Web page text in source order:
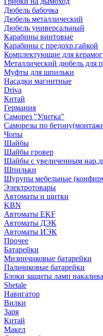
Дюбель бабочка
Дюбель металлический
Дюбель универсальный
Карабины винтовые
Карабины с предохр.гайкой
Комплектующие для
Металлический дюбель для
Муфты для шпильки
Насадки магнитные
Driva
Китай
Германия
Саморез "Улитка"
Саморезы по
Чопы
Шайбы
Шайбы гровер
Шайбы с увеличенным
Шпильки
Шурупы мебельные
Электротовары
Автоматы и щитки
KBN
Автоматы EKF
Автоматы ДЭК
Автоматы ИЭК
Прочее
Батарейки
Мизинчиковые батарейки
Пальчиковые батарейки
Блоки защиты ламп
Shetale
Навигатор
Вилки
Заря
Китай
Макел